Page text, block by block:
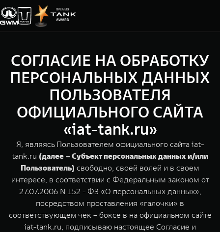
Модели
TANK 300
Следуй за открытиями
от 3 999 000 ₽
TANK 400
За пределы возможного
от 5 599 000 ₽
Покупателям
ВЫБОР АВТОМОБИЛЯ
Спецпредложения
Тест-драйв
Зарядные станции
Проверено TANK
ПОКУПКА АВТОМОБИЛЯ
Владельцам
ГАРАНТИЯ И ПОДДЕРЖКА
Гарантия
СЕРВИС
Калькулятор ТО
Нулевое ТО
Сервис
О дилере
ИНФОРМАЦИЯ
О нас
GWM ТЕХ ДЕНЬ
Новости
СОГЛАСИЕ НА ОБРАБОТКУ
ПЕРСОНАЛЬНЫХ ДАННЫХ
ПОЛЬЗОВАТЕЛЯ
ОФИЦИАЛЬНОГО САЙТА
«iat-tank.ru»
Я, являясь Пользователем официального сайта iat-
tank.ru (далее – Субъект персональных данных и/или
Пользователь) свободно, своей волей и в своем
интересе, в соответствии с Федеральным законом от
27.07.2006 N 152 - ФЗ «О персональных данных»,
посредством проставления «галочки» в
соответствующем чек – боксе в на официальном сайте
iat-tank.ru, подписываю настоящее Согласие и